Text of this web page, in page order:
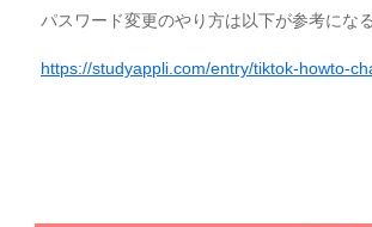
パスワード変更のやり方は以下が参考にな
https://studyappli.com/entry/tiktok-howto-